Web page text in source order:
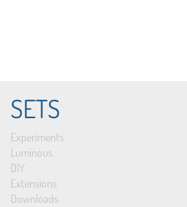
SETS
Experiments
Luminous
DIY
Extensions
Downloads